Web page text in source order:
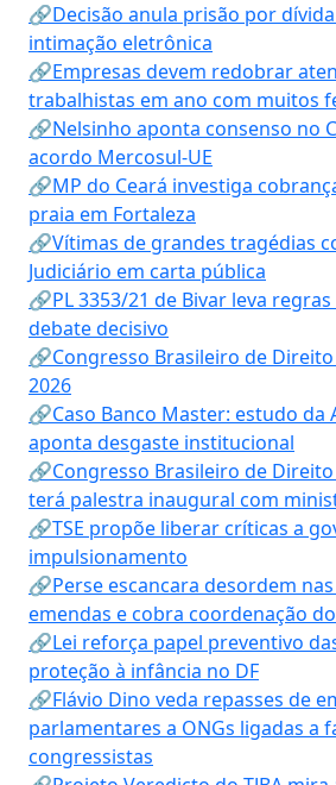
🔗Decisão anula prisão por
intimação eletrônica
🔗Empresas devem redobrar
trabalhistas em ano com muitos
🔗Nelsinho aponta consenso no
acordo Mercosul-UE
🔗MP do Ceará investiga
praia em Fortaleza
🔗Vítimas de grandes tragédias
Judiciário em carta pública
🔗PL 3353/21 de Bivar leva
debate decisivo
🔗Congresso Brasileiro de
2026
🔗Caso Banco Master: estudo da
aponta desgaste institucional
🔗Congresso Brasileiro de
terá palestra inaugural com
🔗TSE propõe liberar críticas a
impulsionamento
🔗Perse escancara desordem
emendas e cobra coordenação
🔗Lei reforça papel preventivo
proteção à infância no DF
🔗Flávio Dino veda repasses de
parlamentares a ONGs ligadas a
congressistas